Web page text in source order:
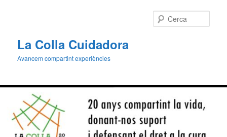
La Colla Cuidadora
Avancem compartint experiències